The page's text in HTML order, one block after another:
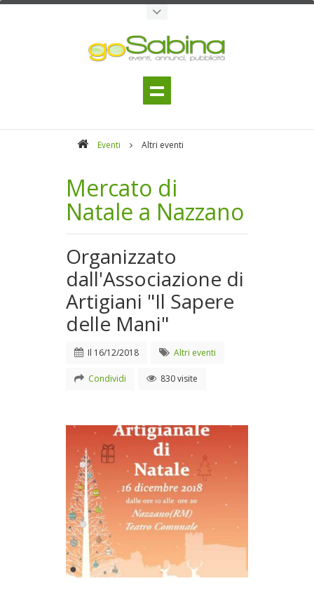
Eventi Altri eventi
Mercato di
Natale a Nazzano
Organizzato
dall'Associazione di
Artigiani "Il Sapere
delle Mani"
Il 16/12/2018 Altri eventi
Condividi 830 visite